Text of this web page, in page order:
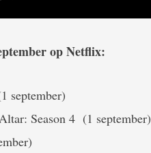
op Netflix:
september)
Season 4 (1 september)